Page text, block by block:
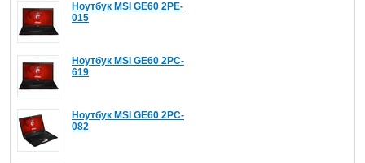
Ноутбук MSI GE60 2PE-
015
Ноутбук MSI GE60 2PC-
619
Ноутбук MSI GE60 2PC-
082